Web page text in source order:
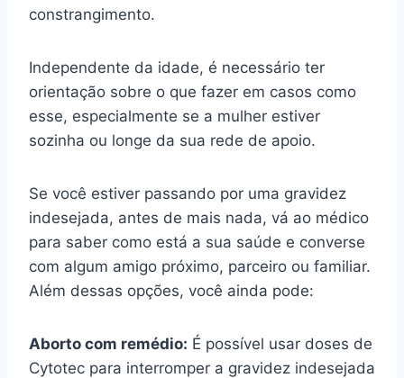
constrangimento.
Independente da idade, é necessário ter
orientação sobre o que fazer em casos como
esse, especialmente se a mulher estiver
sozinha ou longe da sua rede de apoio.
Se você estiver passando por uma gravidez
indesejada, antes de mais nada, vá ao médico
para saber como está a sua saúde e converse
com algum amigo próximo, parceiro ou familiar.
Além dessas opções, você ainda pode:
Aborto com remédio: É possível usar doses de
Cytotec para interromper a gravidez indesejada